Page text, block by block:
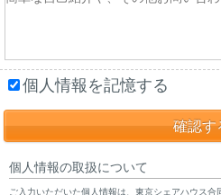
個人情報を記憶する
個人情報の取扱について
ご入力いただいた個人情報は、東京シェアハウス